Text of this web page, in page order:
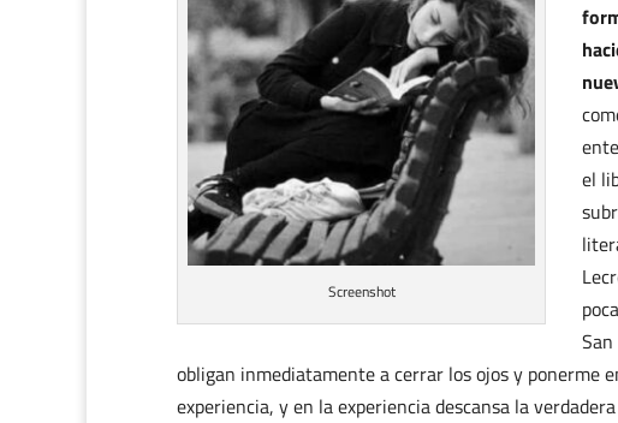
Screenshot
el
obligan inmediatamente a cerrar los ojos y ponerme
experiencia, y en la experiencia descansa la